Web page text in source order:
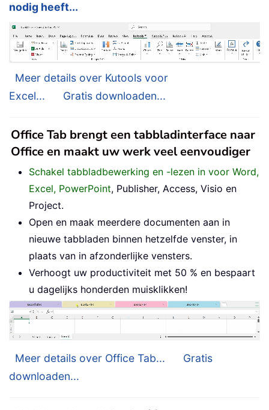
nodig heeft...
Meer details over Kutools voor
Excel...
Gratis downloaden...
Office Tab brengt een tabbladinterface naar
Office en maakt uw werk veel eenvoudiger
Schakel tabbladbewerking en -lezen in voor Word,
Excel, PowerPoint, Publisher, Access, Visio en
Project.
Open en maak meerdere documenten aan in
nieuwe tabbladen binnen hetzelfde venster, in
plaats van in afzonderlijke vensters.
Verhoogt uw productiviteit met 50 % en bespaart
u dagelijks honderden muisklikken!
Meer details over Office Tab...
Gratis
downloaden...